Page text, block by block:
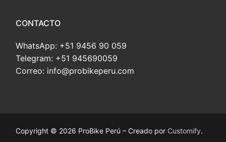
CONTACTO
WhatsApp: +51 9456 90 059
Telegram: +51 945690059
Correo: info@probikeperu.com
Copyright © 2026 ProBike Perú – Creado por Customify.